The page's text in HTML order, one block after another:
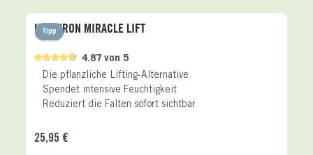
Produktgalerie überspringen
Tipp
4.87 von 5
HYALURON MIRACLE LIFT
Die pflanzliche Lifting-Alternative
Spendet intensive Feuchtigkeit
Reduziert die Falten sofort sichtbar
25,95 €